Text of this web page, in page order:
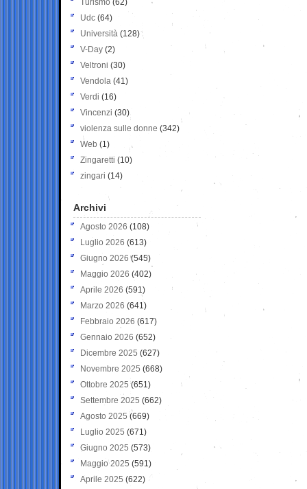
Turismo (62)
Udc (64)
Università (128)
V-Day (2)
Veltroni (30)
Vendola (41)
Verdi (16)
Vincenzi (30)
violenza sulle donne (342)
Web (1)
Zingaretti (10)
zingari (14)
Archivi
Agosto 2026 (108)
Luglio 2026 (613)
Giugno 2026 (545)
Maggio 2026 (402)
Aprile 2026 (591)
Marzo 2026 (641)
Febbraio 2026 (617)
Gennaio 2026 (652)
Dicembre 2025 (627)
Novembre 2025 (668)
Ottobre 2025 (651)
Settembre 2025 (662)
Agosto 2025 (669)
Luglio 2025 (671)
Giugno 2025 (573)
Maggio 2025 (591)
Aprile 2025 (622)